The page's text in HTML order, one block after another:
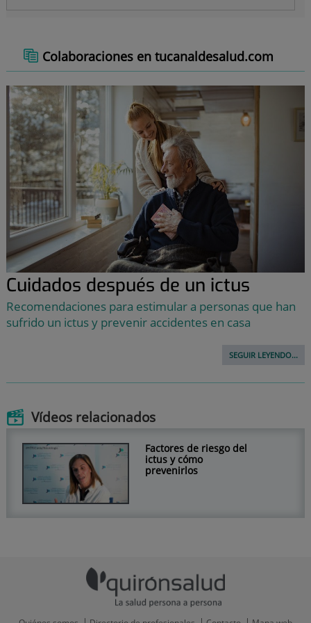
Colaboraciones en tucanaldesalud.com
Cuidados después de un ictus
Recomendaciones para estimular a personas que han
sufrido un ictus y prevenir accidentes en casa
SEGUIR LEYENDO...
Vídeos relacionados
Factores de riesgo del
ictus y cómo
prevenirlos